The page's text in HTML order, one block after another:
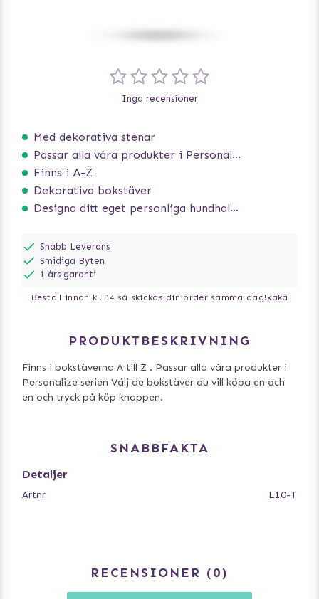
Med dekorativa stenar
Passar alla våra produkter i Personalize serien
Finns i A-Z
Dekorativa bokstäver
Designa ditt eget personliga hundhalsband
Inga recensioner
Snabb Leverans
Smidiga Byten
1 års garanti
Beställ innan kl. 14 så skickas din order samma dag!kaka
PRODUKTBESKRIVNING
Finns i bokstäverna A till Z . Passar alla våra produkter i
Personalize serien Välj de bokstäver du vill köpa en och
en och tryck på köp knappen.
SNABBFAKTA
Detaljer
Artnr L10-T
RECENSIONER 0